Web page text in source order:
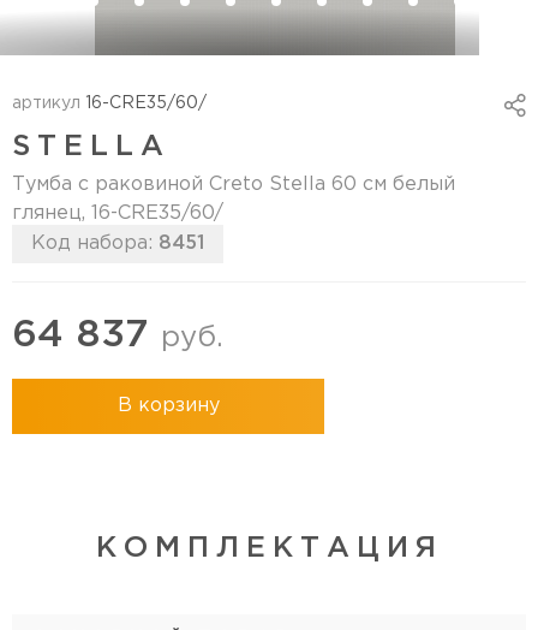
артикул 16-CRE35/60/
STELLA
Тумба с раковиной Creto Stella 60 см белый
глянец, 16-CRE35/60/
Код набора: 8451
64 837 руб.
В корзину
КОМПЛЕКТАЦИЯ